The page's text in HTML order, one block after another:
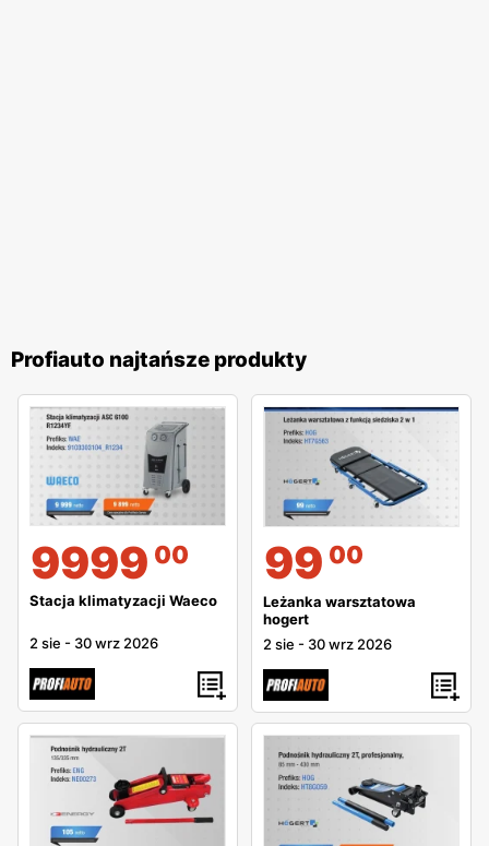
Profiauto najtańsze produkty
9999 00
Stacja klimatyzacji Waeco
2 sie - 30 wrz 2026
99 00
Leżanka warsztatowa
hogert
2 sie - 30 wrz 2026